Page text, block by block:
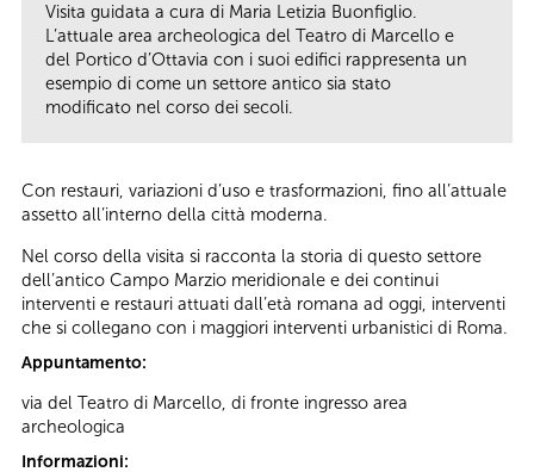
Visita guidata a cura di Maria Letizia Buonfiglio.
L’attuale area archeologica del Teatro di Marcello e
del Portico d’Ottavia con i suoi edifici rappresenta un
esempio di come un settore antico sia stato
modificato nel corso dei secoli.
Con restauri, variazioni d’uso e trasformazioni, fino all’attuale
assetto all’interno della città moderna.
Nel corso della visita si racconta la storia di questo settore
dell’antico Campo Marzio meridionale e dei continui
interventi e restauri attuati dall’età romana ad oggi, interventi
che si collegano con i maggiori interventi urbanistici di Roma.
Appuntamento:
via del Teatro di Marcello, di fronte ingresso area
archeologica
Informazioni: